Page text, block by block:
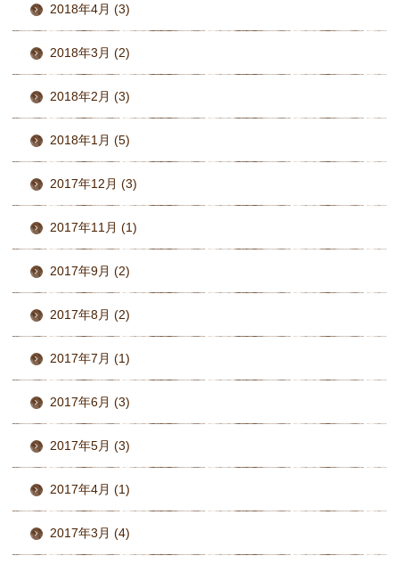
2018年4月 (3)
2018年3月 (2)
2018年2月 (3)
2018年1月 (5)
2017年12月 (3)
2017年11月 (1)
2017年9月 (2)
2017年8月 (2)
2017年7月 (1)
2017年6月 (3)
2017年5月 (3)
2017年4月 (1)
2017年3月 (4)